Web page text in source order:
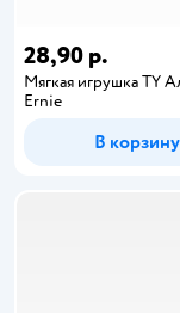
28,90 р.
Мягкая игрушка TY
Ernie
В корзину